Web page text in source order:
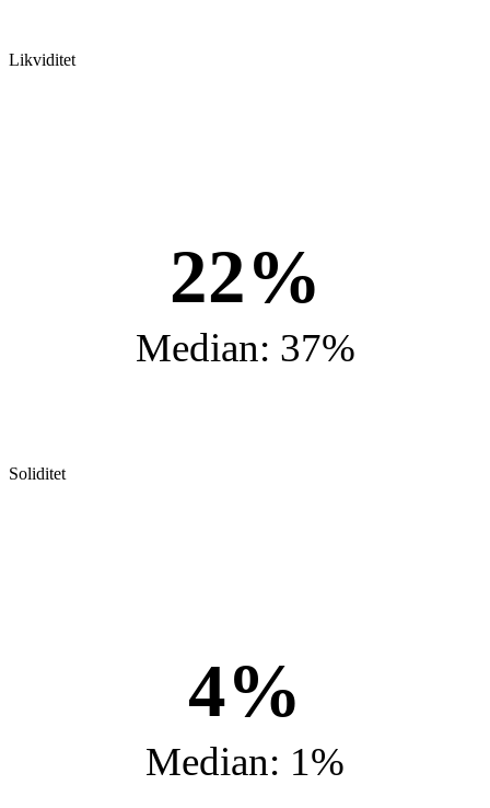
Likviditet
22%
Median: 37%
Soliditet
4%
Median: 1%